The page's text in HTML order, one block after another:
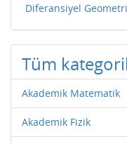
Diferansiyel
Tüm
Akademik Matematik
Akademik Fizik